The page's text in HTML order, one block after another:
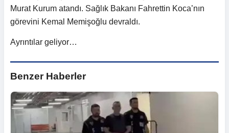
Murat Kurum atandı. Sağlık Bakanı Fahrettin Koca’nın
görevini Kemal Memişoğlu devraldı.
Ayrıntılar geliyor…
Benzer Haberler